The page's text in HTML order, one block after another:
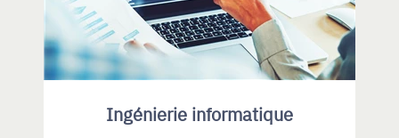
Ingénierie informatique